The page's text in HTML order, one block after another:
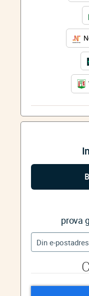
prova